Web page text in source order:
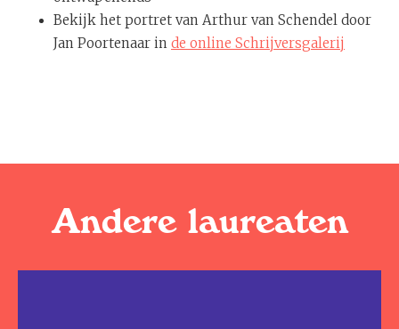
Bekijk het portret van Arthur van Schendel door
Jan Poortenaar in de online Schrijversgalerij
Andere laureaten